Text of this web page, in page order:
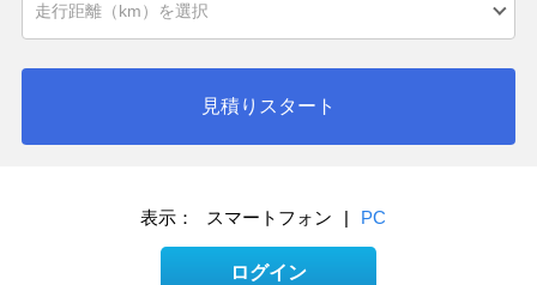
見積りスタート
表示： スマートフォン | PC
ログイン